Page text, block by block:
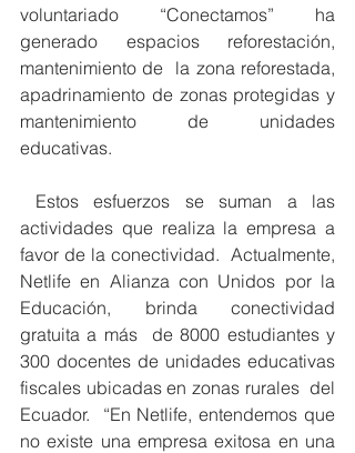
voluntariado “Conectamos” ha
generado espacios reforestación,
mantenimiento de  la zona reforestada,
apadrinamiento de zonas protegidas y
mantenimiento de unidades
educativas.
actividades que realiza la empresa a
favor de la conectividad.  Actualmente,
Netlife en Alianza con Unidos por la
Educación, brinda conectividad
gratuita a más  de 8000 estudiantes y
300 docentes de unidades educativas
fiscales ubicadas en zonas rurales  del
Ecuador.  “En Netlife, entendemos que
no existe una empresa exitosa en una